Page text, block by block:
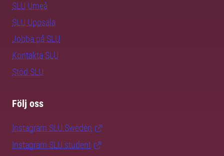
SLU Umeå
SLU Uppsala
Jobba på SLU
Kontakta SLU
Stöd SLU
Följ oss
Instagram SLU.Sweden
Instagram SLU.student